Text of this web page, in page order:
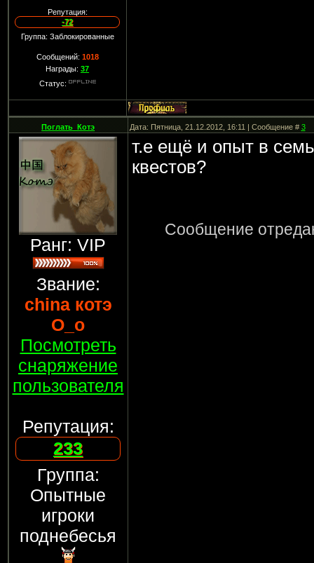
Репутация:
-72
Группа: Заблокированные
Сообщений: 1018
Награды: 37
Статус:
Поглать_Котэ Дата: Пятница, 21.12.2012, 16:11 | Сообщение #3
Ранг: VIP
Звание:
china котэ
О_о
Посмотреть
снаряжение
пользователя
Репутация:
233
Группа:
Опытные
игроки
поднебесья
т.е ещё и опыт в
квестов?
Сообщение